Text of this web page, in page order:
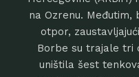
na Ozrenu. Međutim,
otpor,
Borbe su trajale tri
uništila šest